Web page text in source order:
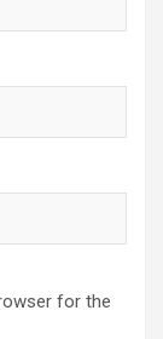
for the